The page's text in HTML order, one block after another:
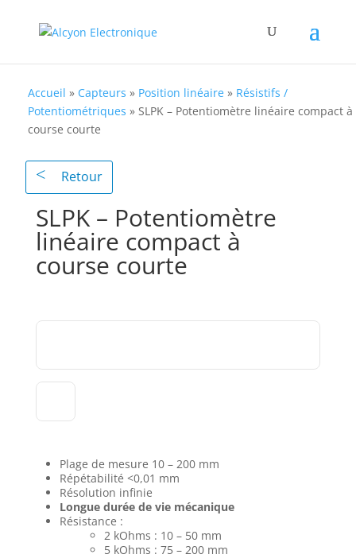
Accueil » Capteurs » Position linéaire » Résistifs /
Potentiométriques » SLPK – Potentiomètre linéaire compact à
course courte
Retour
SLPK – Potentiomètre
linéaire compact à
course courte
Plage de mesure 10 – 200 mm
Répétabilité <0,01 mm
Résolution infinie
Longue durée de vie mécanique
Résistance :
2 kOhms : 10 – 50 mm
5 kOhms : 75 – 200 mm